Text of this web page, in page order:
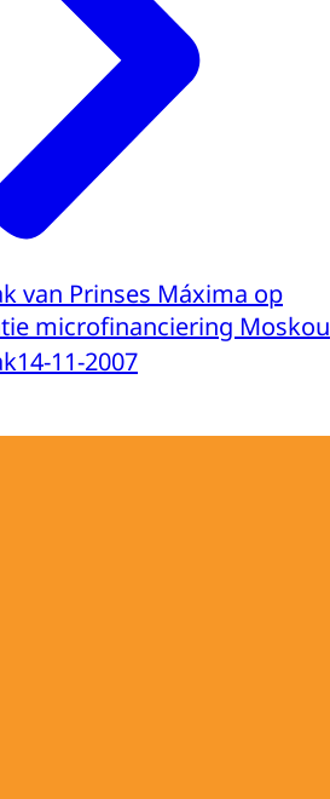
van Prinses Máxima op
microfinanciering Moskou
14-11-2007